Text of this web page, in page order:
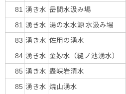
81 湧き水 岳間水汲み場
81 湧き水 湯の水水源 水汲み場
83 湧き水 佐用の湧水
84 湧き水 金妙水（縫ノ池湧水）
85 湧き水 轟峡岩清水
85 湧き水 焼山湧水